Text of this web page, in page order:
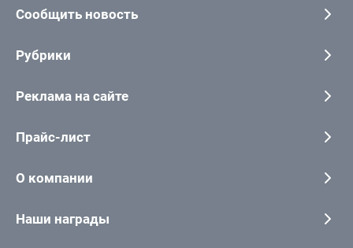
Сообщить новость
Рубрики
Реклама на сайте
Прайс-лист
О компании
Наши награды